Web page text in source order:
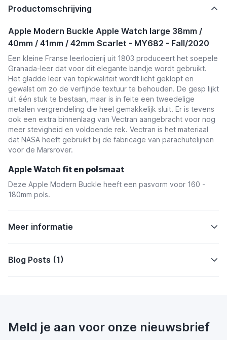
Productomschrijving
Apple Modern Buckle Apple Watch large 38mm /
40mm / 41mm / 42mm Scarlet - MY682 - Fall/2020
Een kleine Franse leerlooierij uit 1803 produceert het soepele
Granada-leer dat voor dit elegante bandje wordt gebruikt.
Het gladde leer van topkwaliteit wordt licht geklopt en
gewalst om zo de verfijnde textuur te behouden. De gesp lijkt
uit één stuk te bestaan, maar is in feite een tweedelige
metalen vergrendeling die heel gemakkelijk sluit. Er is tevens
ook een extra binnenlaag van Vectran aangebracht voor nog
meer stevigheid en voldoende rek. Vectran is het materiaal
dat NASA heeft gebruikt bij de fabricage van parachutelijnen
voor de Marsrover.
Apple Watch fit en polsmaat
Deze Apple Modern Buckle heeft een pasvorm voor 160 -
180mm pols.
Meer informatie
Blog Posts (1)
Meld je aan voor onze nieuwsbrief